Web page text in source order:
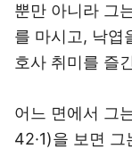
뿐만 아니라 그
를 마시고, 낙엽
호사 취미를 즐
어느 면에서 그
42·1)을 보면